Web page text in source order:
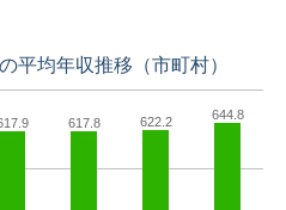
平均年収推移（市町村）
617.8 622.2 644.8